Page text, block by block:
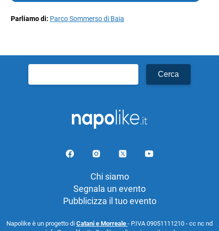
Parliamo di: Parco Sommerso di Baia
per:
Chi siamo
Segnala un evento
Pubblicizza il tuo evento
Napolike è un progetto di Catani e Morreale - P.IVA 09051111210 - cc nc nd